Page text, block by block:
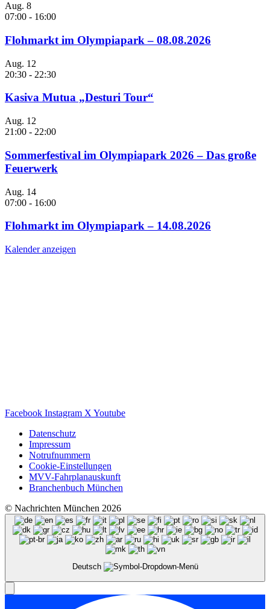
Aug. 8
07:00 - 16:00
Flohmarkt im Olympiapark – 08.08.2026
Aug. 12
20:30 - 22:30
Kasiva Mutua „Desturi Tour“
Aug. 12
21:00 - 22:00
Sommerfestival im Olympiapark 2026 – Das große
Feuerwerk
Aug. 14
07:00 - 16:00
Flohmarkt im Olympiapark – 14.08.2026
Kalender anzeigen
Facebook Instagram X Youtube
Datenschutz
Impressum
Notrufnummern
Cookie-Einstellungen
MVV-Fahrplanauskunft
Branchenbuch München
© Nachrichten München 2026
Deutsch